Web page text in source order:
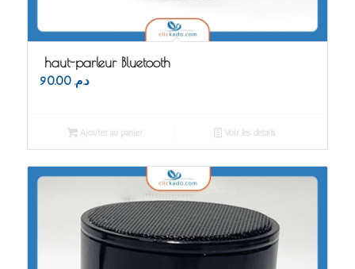
haut-parleur Bluetooth
د.م. 90.00
Ajouter au panier Voir les détails